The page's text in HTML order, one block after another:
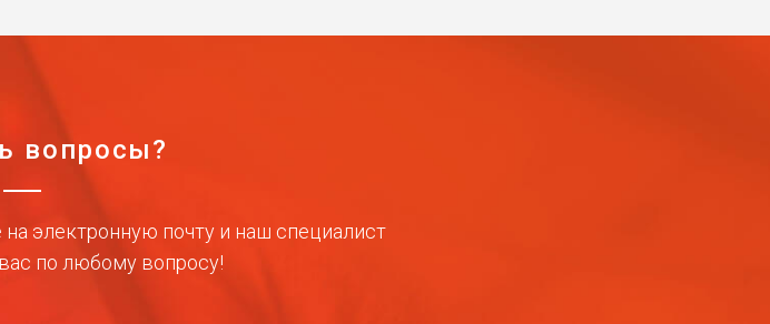
вопросы?
электронную почту и наш специалист
по любому вопросу!